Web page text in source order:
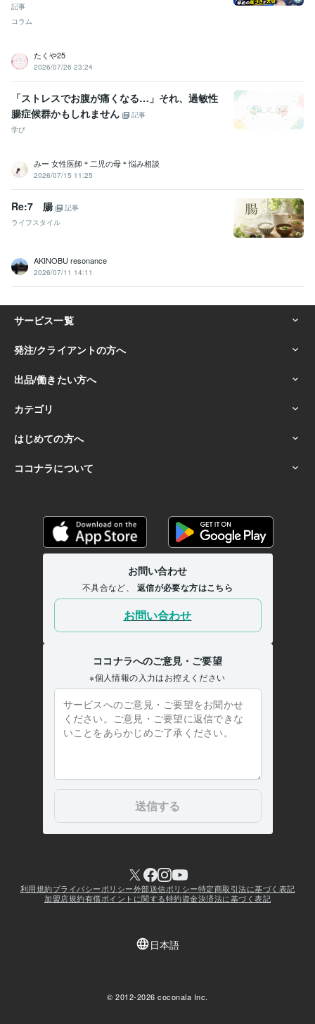
記事
コラム
たくや25
2026/07/26 23:24
「ストレスでお腹が痛くなる…」それ、過敏性
腸症候群かもしれません
記事
学び
みー 女性医師＊二児の母＊悩み相談
2026/07/15 11:25
Re:7 腸
記事
ライフスタイル
AKINOBU resonance
2026/07/11 14:11